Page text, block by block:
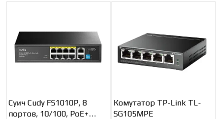
Суич Cudy FS1010P, 8
портов, 10/100, PoE+
Комутатор TP-Link TL-
SG105MPE